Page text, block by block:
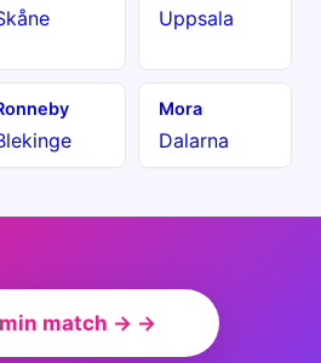
Uppsala
Mora
Dalarna
match → →